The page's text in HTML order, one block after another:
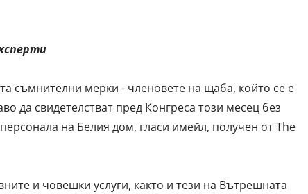
съмнителни мерки - членовете на щаба, който се е
да свидетелстват пред Конгреса този месец без
на Белия дом, гласи имейл, получен от The
и човешки услуги, както и тези на Вътрешната